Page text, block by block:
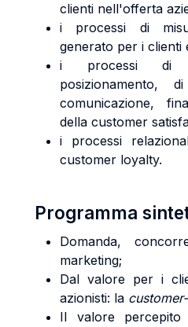
clienti nell'offerta
i processi di
generato per i clienti
i processi di
posizionamento,
comunicazione,
della customer
i processi
customer loyalty.
Programma
Domanda,
marketing;
Dal valore per i
azionisti: la
Il valore